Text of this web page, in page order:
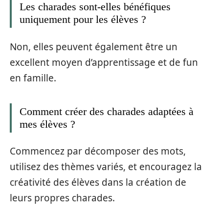
Les charades sont-elles bénéfiques
uniquement pour les élèves ?
Non, elles peuvent également être un
excellent moyen d’apprentissage et de fun
en famille.
Comment créer des charades adaptées à
mes élèves ?
Commencez par décomposer des mots,
utilisez des thèmes variés, et encouragez la
créativité des élèves dans la création de
leurs propres charades.